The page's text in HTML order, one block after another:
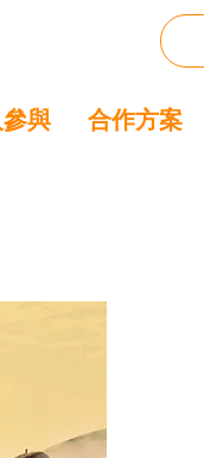
與 合作方案